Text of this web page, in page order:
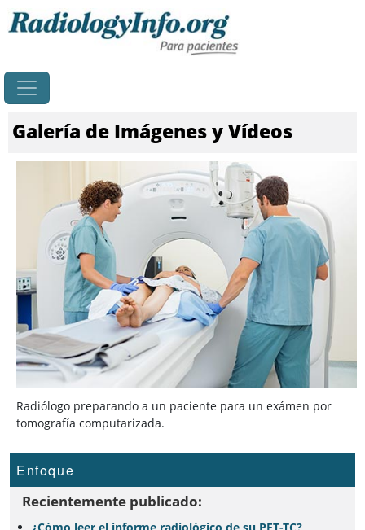
Galería de Imágenes y Vídeos
Radiólogo preparando a un paciente para un exámen por
tomografía computarizada.
Enfoque
Recientemente publicado: